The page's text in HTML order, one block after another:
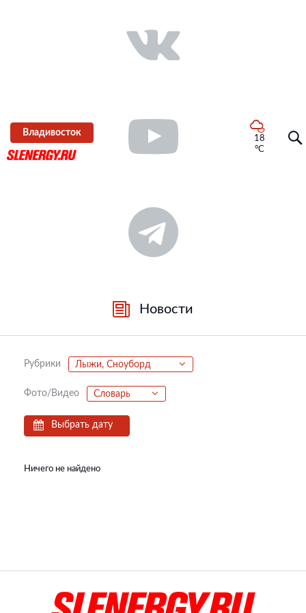
Владивосток
18
°C
Новости
Рубрики Лыжи, Сноуборд
Фото/Видео Словарь
Выбрать дату
Ничего не найдено